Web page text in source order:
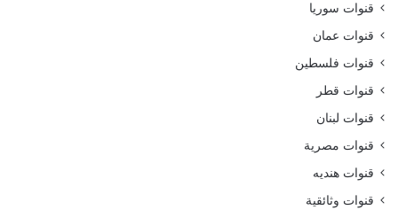
قنوات سوريا
قنوات عمان
قنوات فلسطين
قنوات قطر
قنوات لبنان
قنوات مصرية
قنوات هنديه
قنوات وثائقية